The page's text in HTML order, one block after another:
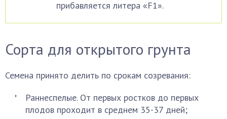
прибавляется литера «F1».
Сорта для открытого грунта
Семена принято делить по срокам созревания:
Раннеспелые. От первых ростков до первых
плодов проходит в среднем 35-37 дней;